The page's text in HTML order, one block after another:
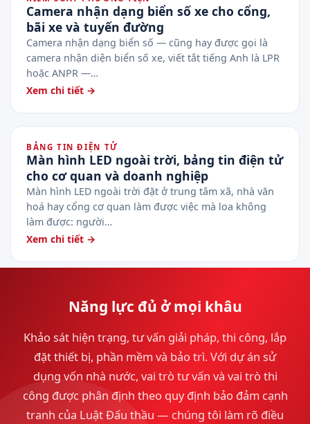
Camera nhận dạng biển số xe cho cổng,
bãi xe và tuyến đường
Camera nhận dạng biển số — cũng hay được gọi là
camera nhận diện biển số xe, viết tắt tiếng Anh là LPR
hoặc ANPR —…
Xem chi tiết →
BẢNG TIN ĐIỆN TỬ
Màn hình LED ngoài trời, bảng tin điện tử
cho cơ quan và doanh nghiệp
Màn hình LED ngoài trời đặt ở trung tâm xã, nhà văn
hoá hay cổng cơ quan làm được việc mà loa không
làm được: người…
Xem chi tiết →
Năng lực đủ ở mọi khâu
Khảo sát hiện trạng, tư vấn giải pháp, thi công, lắp
đặt thiết bị, phần mềm và bảo trì. Với dự án sử
dụng vốn nhà nước, vai trò tư vấn và vai trò thi
công được phân định theo quy định bảo đảm cạnh
tranh của Luật Đấu thầu — chúng tôi làm rõ điều